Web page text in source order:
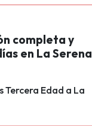
completa y
en La Serena
Tercera Edad a La